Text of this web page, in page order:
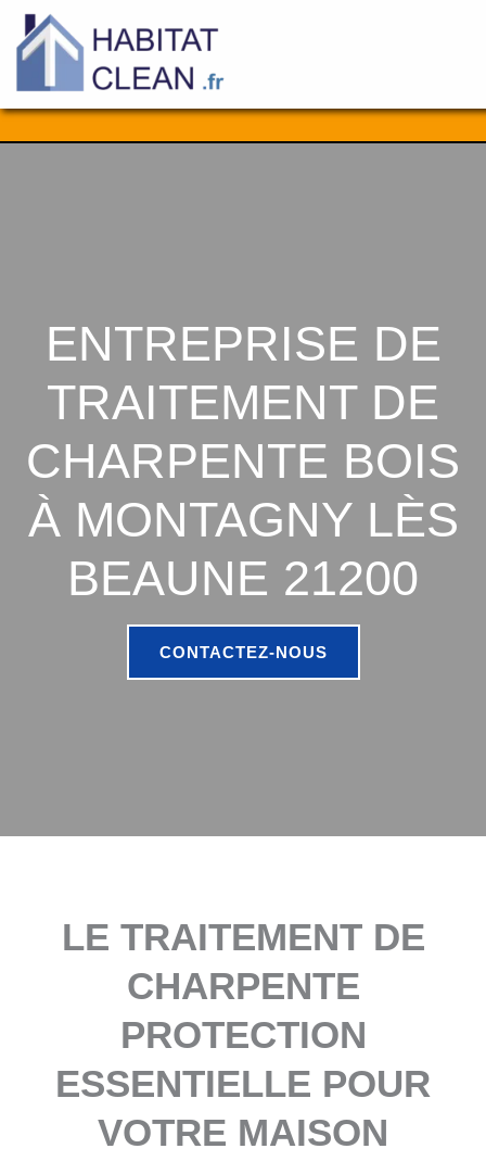
Aller
ENTREPRISE DE
TRAITEMENT DE
CHARPENTE BOIS
À MONTAGNY LÈS
BEAUNE 21200
CONTACTEZ-NOUS
LE TRAITEMENT DE
CHARPENTE
PROTECTION
ESSENTIELLE POUR
VOTRE MAISON